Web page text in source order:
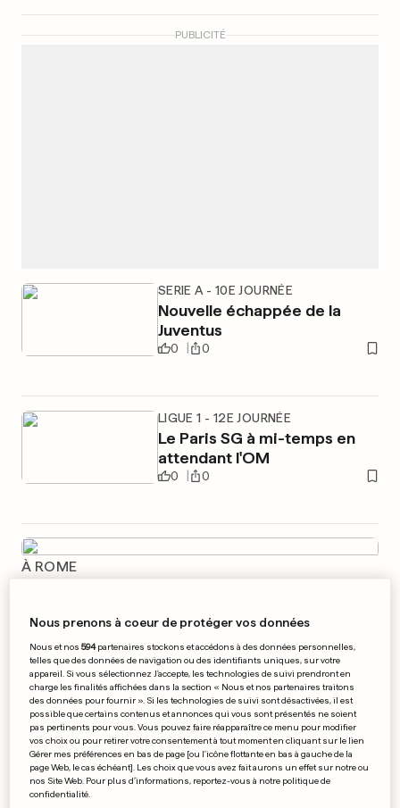
SERIE A - 10E JOURNÉE
Nouvelle échappée de la
Juventus
0 0
LIGUE 1 - 12E JOURNÉE
Le Paris SG à mi-temps en
attendant l'OM
0 0
PUBLICITÉ
À ROME
moderne de la destruction
0 0
ENFIN DÉVOILÉE
La bande-annonce de «Fast
& Furious 7»
0 0
Nous prenons à coeur de protéger vos données
Nous et nos594partenaires stockons et accédons à des données personnelles,
telles que des données de navigation ou des identifiants uniques, sur votre
appareil. Si vous sélectionnez J'accepte, les technologies de suivi prendront en
charge les finalités affichées dans la section « Nous et nos partenaires traitons
des données pour fournir ». Si les technologies de suivi sont désactivées, il est
possible que certains contenus et annonces qui vous sont présentés ne soient
pas pertinents pour vous. Vous pouvez faire réapparaître ce menu pour modifier
vos choix ou pour retirer votre consentement à tout moment en cliquant sur le lien
Gérer mes préférences en bas de page [ou l'icône flottante en bas à gauche de la
page Web, le cas échéant]. Les choix que vous avez fait aurons un effet sur notre ou
nos Site Web. Pour plus d’informations, reportez-vous à notre politique de
confidentialité.